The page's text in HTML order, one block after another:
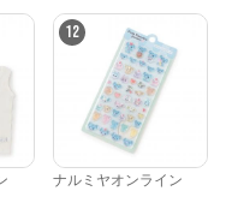
12
ナルミヤオンライン